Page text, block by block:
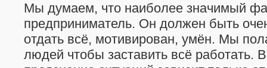
Мы думаем, что наиболее значимый
предприниматель. Он должен быть
отдать всё, мотивирован, умён. Мы
людей чтобы заставить всё работать.